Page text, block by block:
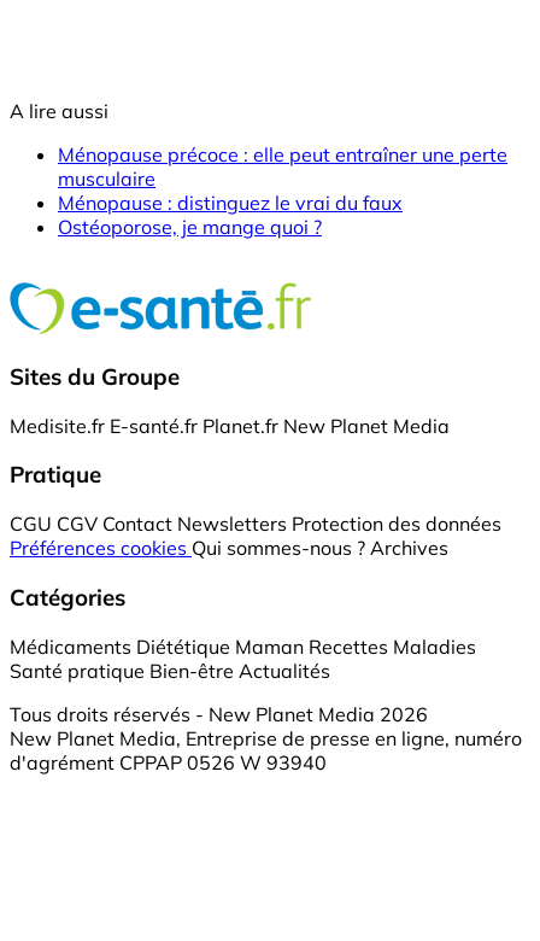
A lire aussi
Ménopause précoce : elle peut entraîner une perte
musculaire
Ménopause : distinguez le vrai du faux
Ostéoporose, je mange quoi ?
Sites du Groupe
Medisite.fr E-santé.fr Planet.fr New Planet Media
Pratique
CGU CGV Contact Newsletters Protection des données
Préférences cookies Qui sommes-nous ? Archives
Catégories
Médicaments Diététique Maman Recettes Maladies
Santé pratique Bien-être Actualités
Tous droits réservés - New Planet Media 2026
New Planet Media, Entreprise de presse en ligne, numéro
d'agrément CPPAP 0526 W 93940